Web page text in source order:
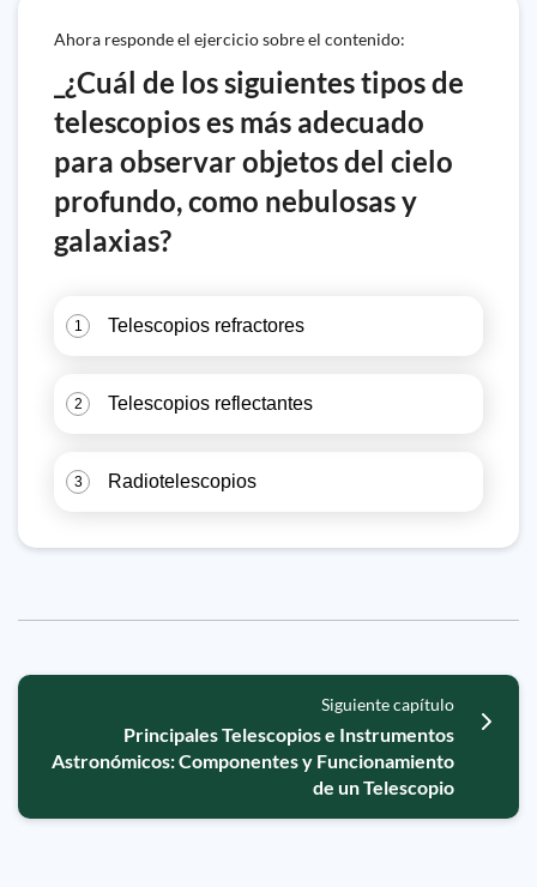
Ahora responde el ejercicio sobre el contenido:
_¿Cuál de los siguientes tipos de
telescopios es más adecuado
para observar objetos del cielo
profundo, como nebulosas y
galaxias?
1 Telescopios refractores
2 Telescopios reflectantes
3 Radiotelescopios
Siguiente capítulo
Principales Telescopios e Instrumentos
Astronómicos: Componentes y Funcionamiento
de un Telescopio